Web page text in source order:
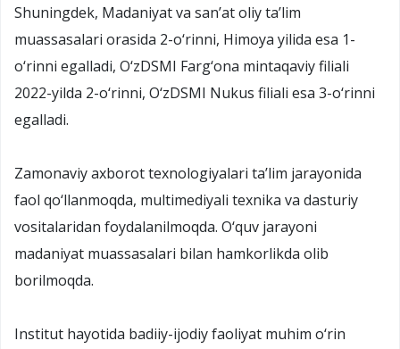
Shuningdek, Madaniyat va san’at oliy ta’lim
muassasalari orasida 2-о‘rinni, Himoya yilida esa 1-
о‘rinni egalladi, О‘zDSMI Farg‘ona mintaqaviy filiali
2022-yilda 2-о‘rinni, О‘zDSMI Nukus filiali esa 3-о‘rinni
egalladi.
Zamonaviy axborot texnologiyalari ta’lim jarayonida
faol qо‘llanmoqda, multimediyali texnika va dasturiy
vositalaridan foydalanilmoqda. О‘quv jarayoni
madaniyat muassasalari bilan hamkorlikda olib
borilmoqda.
Institut hayotida badiiy-ijodiy faoliyat muhim о‘rin